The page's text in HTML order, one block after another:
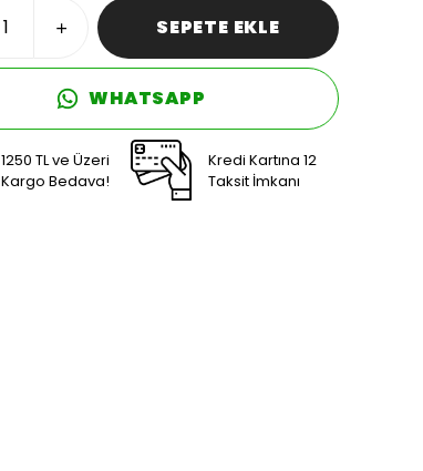
SEPETE EKLE
WHATSAPP
1250 TL ve Üzeri
Kargo Bedava!
Kredi Kartına 12
Taksit İmkanı